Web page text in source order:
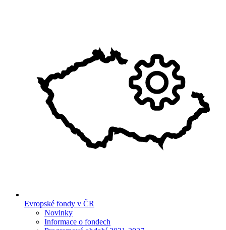
Evropské fondy v ČR
Novinky
Informace o fondech